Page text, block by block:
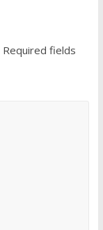
Required fields